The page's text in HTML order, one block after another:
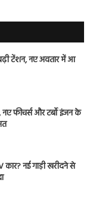
टेंशन, नए अवतार में आ
नए फीचर्स और टर्बो इंजन के
नई गाड़ी खरीदने से